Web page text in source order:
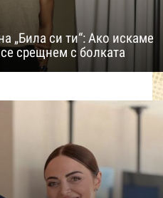
„Била си ти“: Ако искаме
срещнем с болката